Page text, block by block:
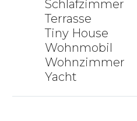
Schlafzimmer
Terrasse
Tiny House
Wohnmobil
Wohnzimmer
Yacht